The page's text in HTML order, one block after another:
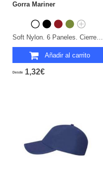
Gorra Mariner
Soft Nylon. 6 Paneles. Cierre Hebilla.
Añadir al carrito
Desde 1,32€